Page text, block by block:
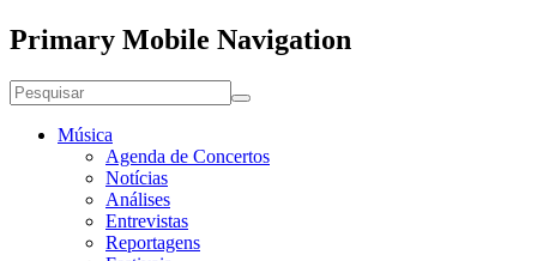
Primary Mobile Navigation
Música
Agenda de Concertos
Notícias
Análises
Entrevistas
Reportagens